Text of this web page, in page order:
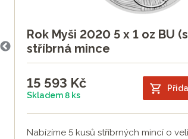
Rok Myši 2020 5 x 1 oz BU
stříbrná mince
15 593 Kč
Skladem 8 ks
Nabízíme 5 kusů stříbrných mincí o